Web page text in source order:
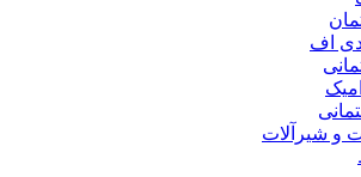
دی اف
و شیرآلات